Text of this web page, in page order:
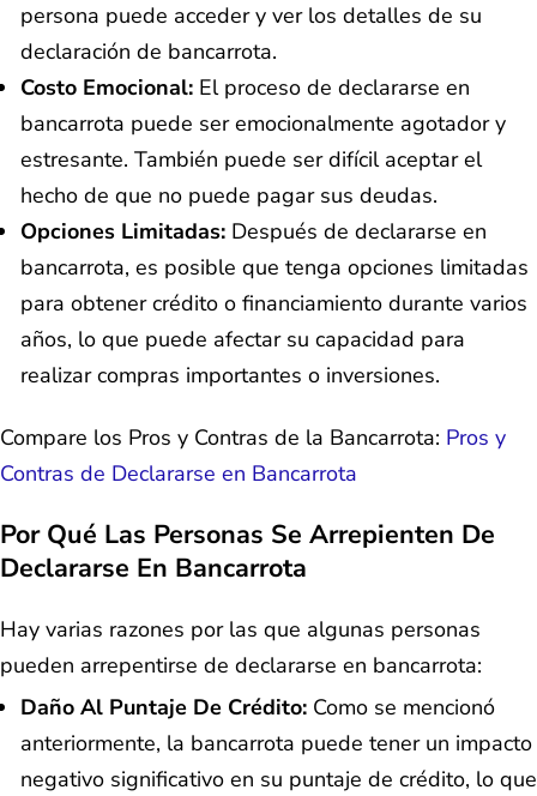
persona puede acceder y ver los detalles de su
declaración de bancarrota.
Costo Emocional: El proceso de declararse en
bancarrota puede ser emocionalmente agotador y
estresante. También puede ser difícil aceptar el
hecho de que no puede pagar sus deudas.
Opciones Limitadas: Después de declararse en
bancarrota, es posible que tenga opciones limitadas
para obtener crédito o financiamiento durante varios
años, lo que puede afectar su capacidad para
realizar compras importantes o inversiones.
Compare los Pros y Contras de la Bancarrota: Pros y
Contras de Declararse en Bancarrota
Por Qué Las Personas Se Arrepienten De
Declararse En Bancarrota
Hay varias razones por las que algunas personas
pueden arrepentirse de declararse en bancarrota:
Daño Al Puntaje De Crédito: Como se mencionó
anteriormente, la bancarrota puede tener un impacto
negativo significativo en su puntaje de crédito, lo que